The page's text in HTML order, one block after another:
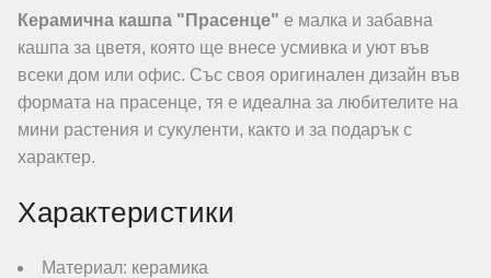
Керамична кашпа "Прасенце" е малка и забавна
кашпа за цветя, която ще внесе усмивка и уют във
всеки дом или офис. Със своя оригинален дизайн във
формата на прасенце, тя е идеална за любителите на
мини растения и сукуленти, както и за подарък с
характер.
Характеристики
Материал: керамика